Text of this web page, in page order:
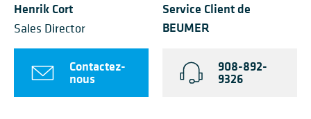
Henrik Cort
Sales Director
Contactez-
nous
Service Client de
BEUMER
908-892-
9326